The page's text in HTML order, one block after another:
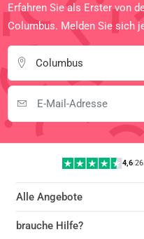
Erfahren Sie als Erster von
Columbus. Melden Sie sich
Columbus
4,6|
Alle Angebote
brauche Hilfe?